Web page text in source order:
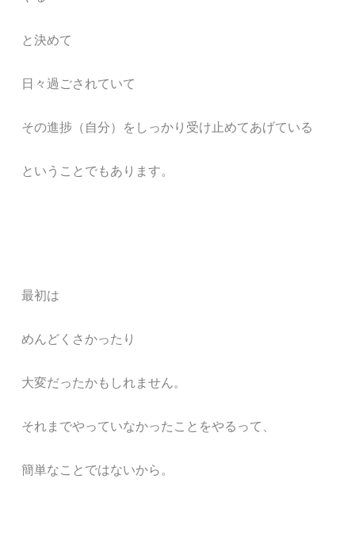
と決めて
日々過ごされていて
その進捗（自分）をしっかり受け止めてあげている
ということでもあります。
最初は
めんどくさかったり
大変だったかもしれません。
それまでやっていなかったことをやるって、
簡単なことではないから。